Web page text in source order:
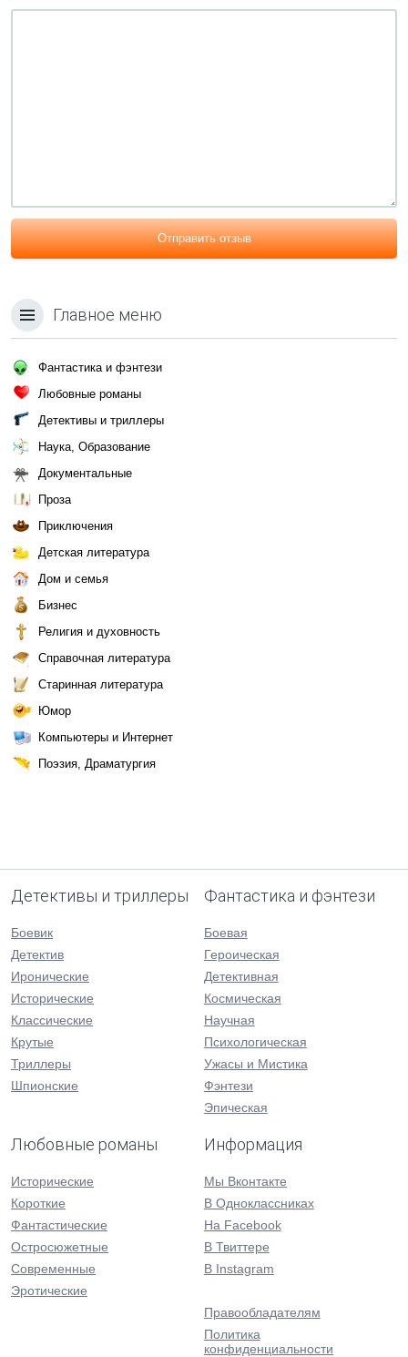
Отправить отзыв
Главное меню
Фантастика и фэнтези
Любовные романы
Детективы и триллеры
Наука, Образование
Документальные
Проза
Приключения
Детская литература
Дом и семья
Бизнес
Религия и духовность
Справочная литература
Старинная литература
Юмор
Компьютеры и Интернет
Поэзия, Драматургия
Детективы и триллеры
Боевик
Детектив
Иронические
Исторические
Классические
Крутые
Триллеры
Шпионские
Фантастика и фэнтези
Боевая
Героическая
Детективная
Космическая
Научная
Психологическая
Ужасы и Мистика
Фэнтези
Эпическая
Любовные романы
Исторические
Короткие
Фантастические
Остросюжетные
Современные
Эротические
Информация
Мы Вконтакте
В Одноклассниках
На Facebook
В Твиттере
В Instagram
Правообладателям
Политика
конфиденциальности